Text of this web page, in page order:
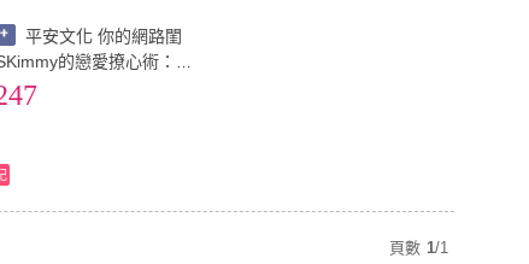
平安文化 你的網路閨
的戀愛撩心術：顏
注定，魅力靠努力！超
頁數 1/1